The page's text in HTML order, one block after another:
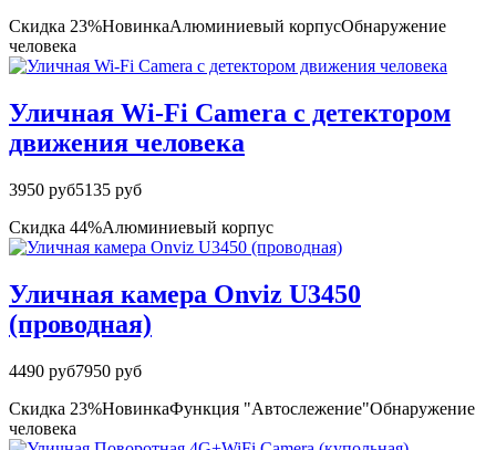
Скидка 23%НовинкаАлюминиевый корпусОбнаружение
человека
Уличная Wi-Fi Camera с детектором
движения человека
3950 руб5135 руб
Скидка 44%Алюминиевый корпус
Уличная камера Onviz U3450
(проводная)
4490 руб7950 руб
Скидка 23%НовинкаФункция "Автослежение"Обнаружение
человека